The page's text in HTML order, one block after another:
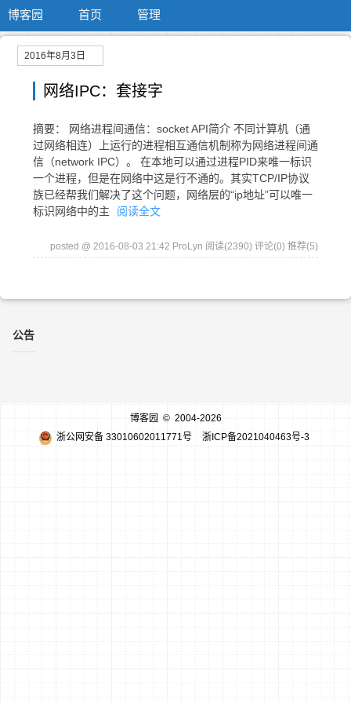
博客园 首页 管理
2016年8月3日
网络IPC：套接字
摘要： 网络进程间通信：socket API简介 不同计算机（通
过网络相连）上运行的进程相互通信机制称为网络进程间通
信（network IPC）。 在本地可以通过进程PID来唯一标识
一个进程，但是在网络中这是行不通的。其实TCP/IP协议
族已经帮我们解决了这个问题，网络层的“ip地址”可以唯一
标识网络中的主
阅读全文
posted @ 2016-08-03 21:42 ProLyn 阅读(2390) 评论(0) 推荐(5)
公告
博客园 © 2004-2026
浙公网安备 33010602011771号
浙ICP备2021040463号-3